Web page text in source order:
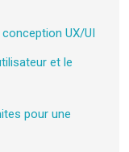
UX/UI
et le
pour une